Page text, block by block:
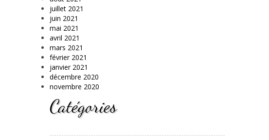
juillet 2021
juin 2021
mai 2021
avril 2021
mars 2021
février 2021
janvier 2021
décembre 2020
novembre 2020
Catégories